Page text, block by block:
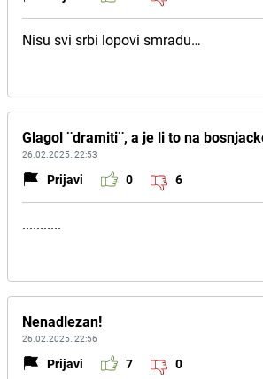
Nisu svi srbi lopovi smradu…
Glagol ¨dramiti¨, a je li to na
26.02.2025. 22:53
Prijavi 0 6
...........
Nenadlezan!
26.02.2025. 22:56
Prijavi 7 0